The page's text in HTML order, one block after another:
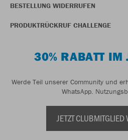
BESTELLUNG WIDERRUFEN
PRODUKTRÜCKRUF CHALLENGE
30% RABATT IM
Werde Teil unserer Community und
WhatsApp.
JETZT CLUBMITGLIED